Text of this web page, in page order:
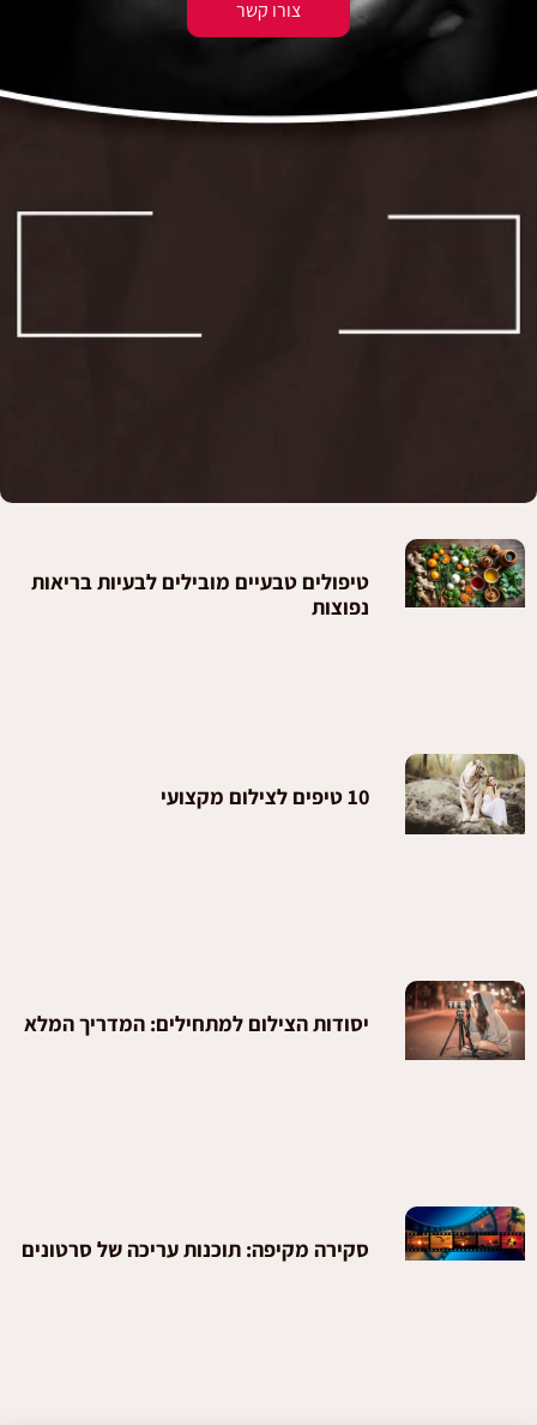
צורו קשר
טיפולים טבעיים מובילים לבעיות בריאות
נפוצות
10 טיפים לצילום מקצועי
יסודות הצילום למתחילים: המדריך המלא
סקירה מקיפה: תוכנות עריכה של סרטונים